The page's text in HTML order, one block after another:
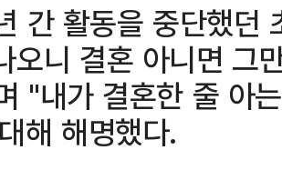
간 활동을 중단했던
오니 결혼 아니면 그
"내가 결혼한 줄 아
해 해명했다.